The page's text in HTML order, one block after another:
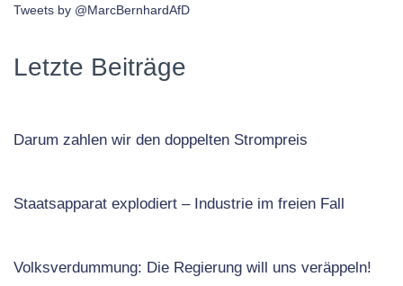
Tweets by @MarcBernhardAfD
Letzte Beiträge
Darum zahlen wir den doppelten Strompreis
Staatsapparat explodiert – Industrie im freien Fall
Volksverdummung: Die Regierung will uns veräppeln!